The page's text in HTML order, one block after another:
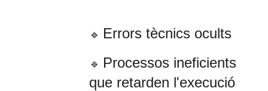
🔹 Errors tècnics ocults
🔹 Processos ineficients
que retarden l'execució